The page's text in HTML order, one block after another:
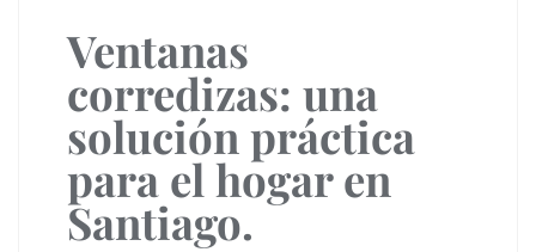
Ventanas
corredizas: una
solución práctica
para el hogar en
Santiago.